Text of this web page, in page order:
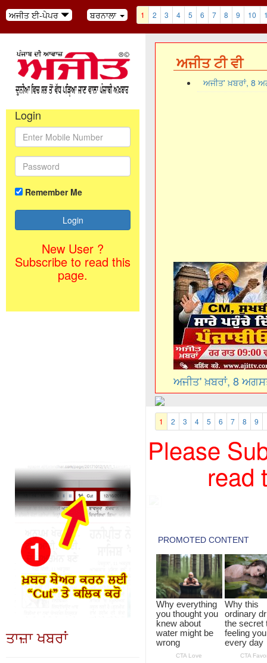
ਅਜੀਤ ਈ-ਪੇਪਰ ਬਰਨਾਲਾ 1 2 3 4 5 6 7 8 9 10
Login
Remember Me
New User ?
Subscribe to read this
page.
ਤਾਜ਼ਾ ਖਬਰਾਂ
ਅਜੀਤ ਟੀ ਵੀ
ਅਜੀਤ' ਖ਼ਬਰਾਂ, 8
ਅਜੀਤ' ਖ਼ਬਰਾਂ, 8
1 2 3 4 5 6 7 8 9
Please
read